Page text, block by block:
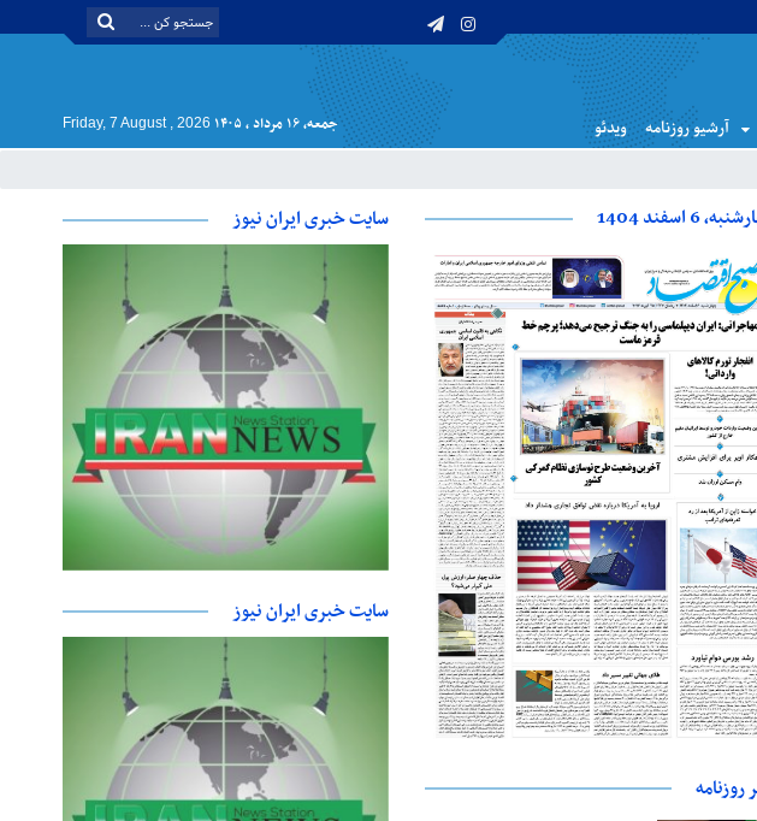
آرشیو روزنامه ویدئو جمعه, ۱۶ مرداد , ۱۴۰۵ Friday, 7 August , 2026
6 اسفند 1404
روزنامه
سایت خبری ایران نیوز
سایت خبری ایران نیوز